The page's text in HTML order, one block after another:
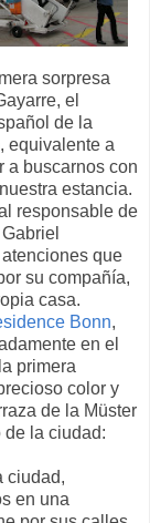
sorpresa
el
de la
equivalente a
a buscarnos con
estancia.
responsable de
que
su compañía,
casa.
Bonn,
en el
primera
color y
de la Müster
de la ciudad:
ciudad,
en una